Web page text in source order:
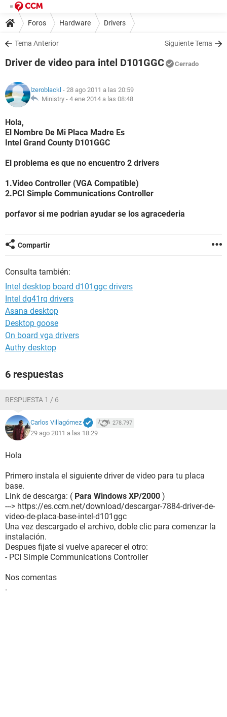
Foros Hardware Drivers
Tema Anterior Siguiente Tema
Driver de video para intel D101GGC Cerrado
lzeroblackl - 28 ago 2011 a las 20:59
Ministry - 4 ene 2014 a las 08:48
Hola,
El Nombre De Mi Placa Madre Es
Intel Grand County D101GGC
El problema es que no encuentro 2 drivers
1.Video Controller (VGA Compatible)
2.PCI Simple Communications Controller
porfavor si me podrian ayudar se los agracederia
Compartir
Consulta también:
Intel desktop board d101ggc drivers
Intel dg41rq drivers
Asana desktop
Desktop goose
On board vga drivers
Authy desktop
6 respuestas
RESPUESTA 1 / 6
Carlos Villagómez 278.797
29 ago 2011 a las 18:29
Hola
Primero instala el siguiente driver de video para tu placa
base.
Link de descarga: ( Para Windows XP/2000 )
---> https://es.ccm.net/download/descargar-7884-driver-de-
video-de-placa-base-intel-d101ggc
Una vez descargado el archivo, doble clic para comenzar la
instalación.
Despues fijate si vuelve aparecer el otro:
- PCI Simple Communications Controller
Nos comentas
.